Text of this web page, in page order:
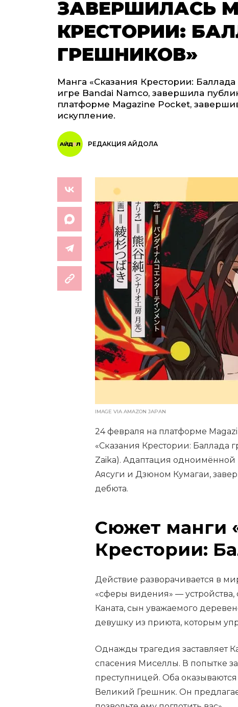
ЗАВЕРШИЛАСЬ
КРЕСТОРИИ:
ГРЕШНИКОВ»
Манга «Сказания Крестории:
игре Bandai Namco, завершила
платформе Magazine Pocket,
искупление.
РЕДАКЦИЯ АЙДОЛА
IMAGE VIA AMAZON JAPAN
24 февраля на платформе
«Сказания Крестории: Баллада
Zaika). Адаптация одноимённой
Аясуги и Дзюном Кумагаи,
дебюта.
Сюжет манги
Крестории:
Действие разворачивается в
«сферы видения» —
Каната, сын уважаемого
девушку из приюта, которым
Однажды трагедия заставляет
спасения Миселлы. В попытке
преступницей. Оба
Великий Грешник. Он